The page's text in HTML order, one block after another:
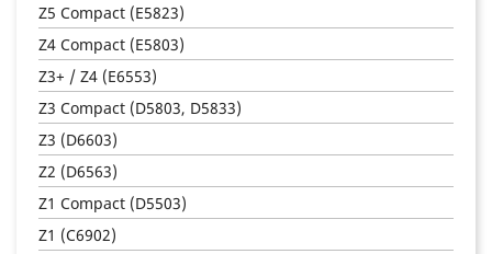
Z5 Compact (E5823)
Z4 Compact (E5803)
Z3+ / Z4 (E6553)
Z3 Compact (D5803, D5833)
Z3 (D6603)
Z2 (D6563)
Z1 Compact (D5503)
Z1 (C6902)